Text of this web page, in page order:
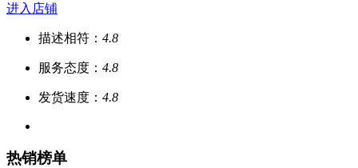
进入店铺
描述相符： 4.8
服务态度： 4.8
发货速度： 4.8
热销榜单